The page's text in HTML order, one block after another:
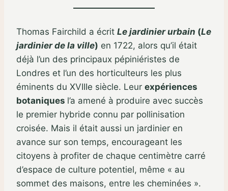
Thomas Fairchild a écrit Le jardinier urbain (Le
jardinier de la ville) en 1722, alors qu’il était
déjà l’un des principaux pépiniéristes de
Londres et l’un des horticulteurs les plus
éminents du XVIIIe siècle. Leur expériences
botaniques l’a amené à produire avec succès
le premier hybride connu par pollinisation
croisée. Mais il était aussi un jardinier en
avance sur son temps, encourageant les
citoyens à profiter de chaque centimètre carré
d’espace de culture potentiel, même « au
sommet des maisons, entre les cheminées ».